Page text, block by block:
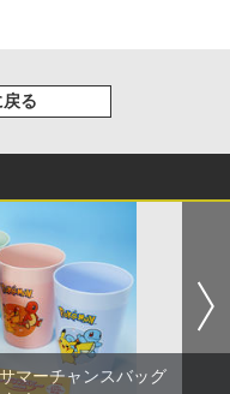
戻る
マーチャンスバッグ